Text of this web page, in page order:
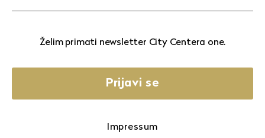
Želim primati newsletter City Centera one.
Prijavi se
Impressum